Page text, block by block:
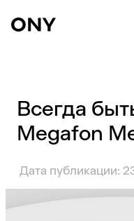
Всегда
Megafon
Дата публикации: